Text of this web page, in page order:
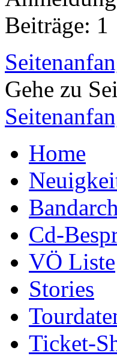
Beiträge: 1
Gehe zu
Home
Cd-
VÖ Liste
Stories
Ticket-